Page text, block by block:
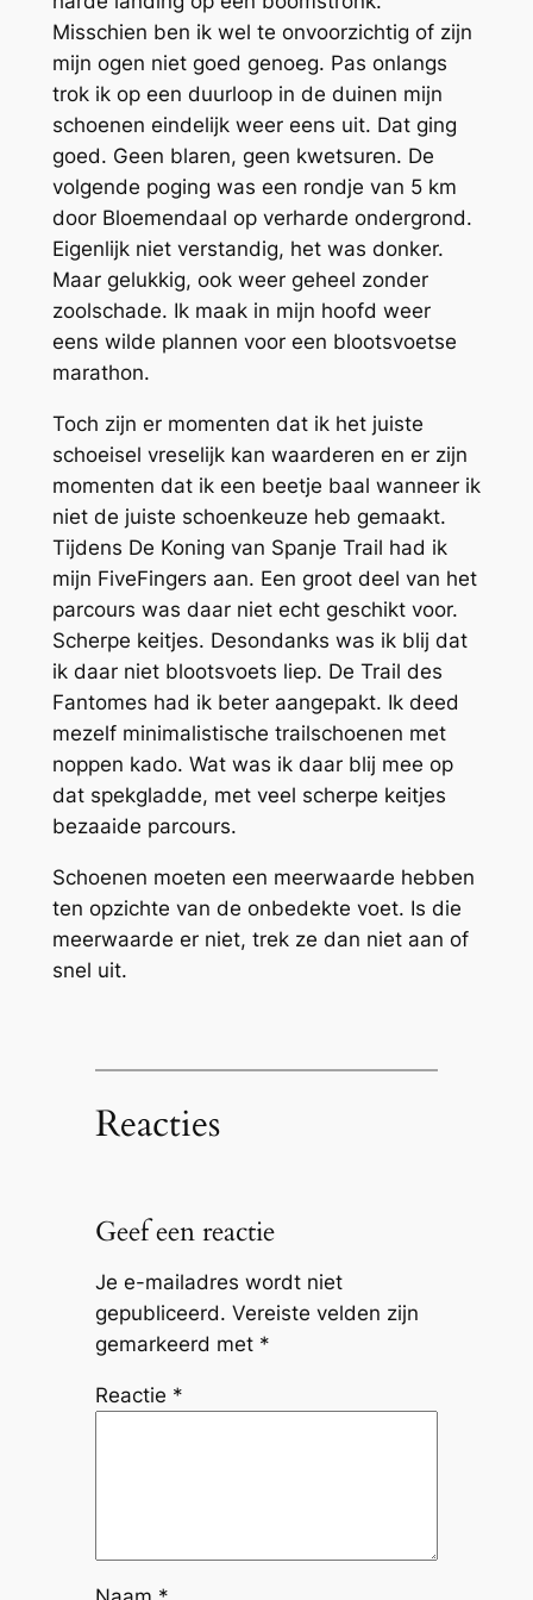
Misschien ben ik wel te onvoorzichtig of zijn
mijn ogen niet goed genoeg. Pas onlangs
trok ik op een duurloop in de duinen mijn
schoenen eindelijk weer eens uit. Dat ging
goed. Geen blaren, geen kwetsuren. De
volgende poging was een rondje van 5 km
door Bloemendaal op verharde ondergrond.
Eigenlijk niet verstandig, het was donker.
Maar gelukkig, ook weer geheel zonder
zoolschade. Ik maak in mijn hoofd weer
eens wilde plannen voor een blootsvoetse
marathon.
Toch zijn er momenten dat ik het juiste
schoeisel vreselijk kan waarderen en er zijn
momenten dat ik een beetje baal wanneer ik
niet de juiste schoenkeuze heb gemaakt.
Tijdens De Koning van Spanje Trail had ik
mijn FiveFingers aan. Een groot deel van het
parcours was daar niet echt geschikt voor.
Scherpe keitjes. Desondanks was ik blij dat
ik daar niet blootsvoets liep. De Trail des
Fantomes had ik beter aangepakt. Ik deed
mezelf minimalistische trailschoenen met
noppen kado. Wat was ik daar blij mee op
dat spekgladde, met veel scherpe keitjes
bezaaide parcours.
Schoenen moeten een meerwaarde hebben
ten opzichte van de onbedekte voet. Is die
meerwaarde er niet, trek ze dan niet aan of
snel uit.
Reacties
Geef een reactie
Je e-mailadres wordt niet
gepubliceerd. Vereiste velden zijn
gemarkeerd met *
Reactie *